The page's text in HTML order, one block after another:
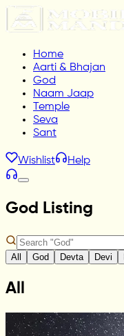
Home
Aarti & Bhajan
God
Naam Jaap
Temple
Seva
Sant
Wishlist Help
God Listing
All God Devta Devi
All